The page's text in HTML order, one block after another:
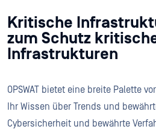
Kritische
zum Schutz
Infrastrukturen
OPSWAT bietet eine breite Palette
Ihr Wissen über Trends und
Cybersicherheit und bewährte